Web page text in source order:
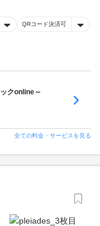
QRコード決済可
クonline～
全ての料金・サービスを見る